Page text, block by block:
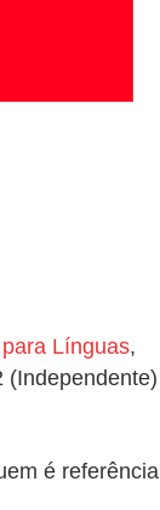
Línguas,
(Independente)
é referência